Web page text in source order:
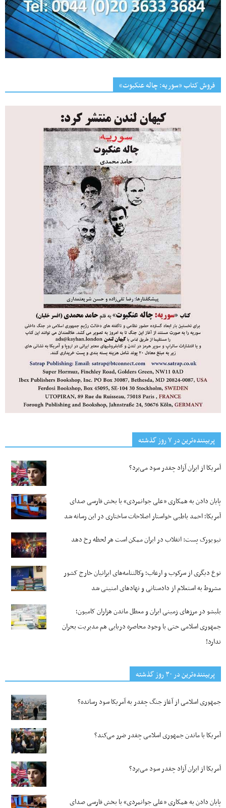
فروش کتاب «سوریه: چاله عنکبوت»
پربیننده‌ترین‌ در ۷ روز گذشته
آمریکا از ایران آزاد چقدر سود می‌برد؟
پایان دادن به همکاری «علی جوانمردی» با بخش فارسی صدای
آمریکا؛ احمد باطبی خواستار اصلاحات ساختاری در این رسانه شد
نیویورک پست: انقلاب در ایران ممکن است هر لحظه رخ دهد
نوع دیگری از سرکوب و ارعاب؛ وکالتنامه‌های ایرانیان خارج کشور
مشروط به استعلام از دادستانی و نهادهای امنیتی شد
بلبشو در مرزهای زمینی ایران و معطل ماندن هزاران کامیون؛
جمهوری اسلامی حتی با وجود محاصره دریایی هم مدیریت بحران
ندارد!
پربیننده‌ترین‌ در ۳۰ روز گذشته
جمهوری اسلامی از آغاز جنگ چقدر به آمریکا سود رسانده؟
آمریکا با ماندن جمهوری اسلامی چقدر ضرر می‌کند؟
آمریکا از ایران آزاد چقدر سود می‌برد؟
پایان دادن به همکاری «علی جوانمردی» با بخش فارسی صدای